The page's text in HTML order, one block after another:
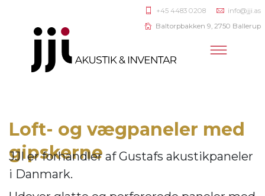
+45 4483 0208
info@jji.as
Baltorpbakken 9, 2750 Ballerup
Loft- og vægpaneler med
gipskerne
JJI er forhandler afGustafs akustikpaneler
i Danmark.